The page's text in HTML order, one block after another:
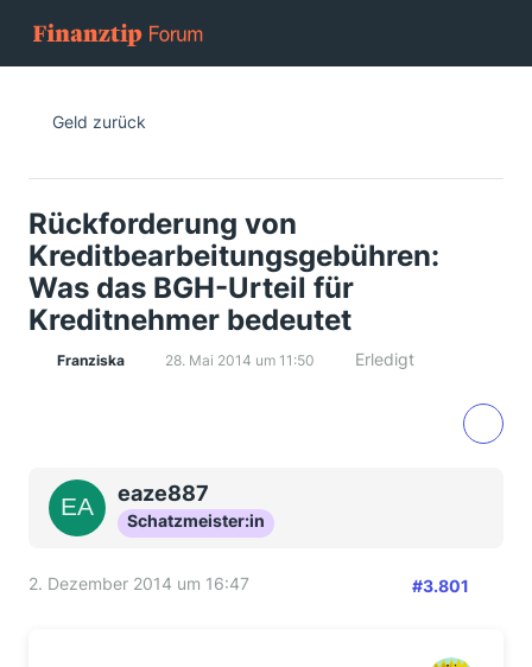
Geld zurück
Rückforderung von
Kreditbearbeitungsgebühren:
Was das BGH-Urteil für
Kreditnehmer bedeutet
Franziska 28. Mai 2014 um 11:50 Erledigt
eaze887
Schatzmeister:in
2. Dezember 2014 um 16:47 #3.801